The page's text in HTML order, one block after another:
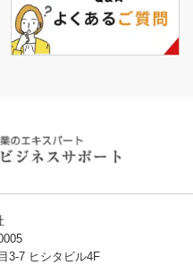
3-7 ヒシタビル4F